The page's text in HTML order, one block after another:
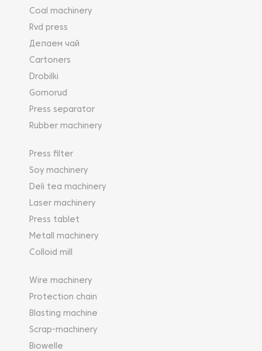
Coal machinery
Rvd press
Делаем чай
Cartoners
Drobilki
Gornorud
Press separator
Rubber machinery
Press filter
Soy machinery
Deli tea machinery
Laser machinery
Press tablet
Metall machinery
Colloid mill
Wire machinery
Protection chain
Blasting machine
Scrap-machinery
Biowelle